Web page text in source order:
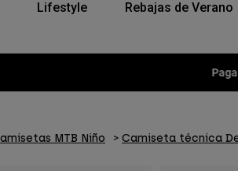
Lifestyle Rebajas de Verano
Fox
MTB Niño Camiseta técnica